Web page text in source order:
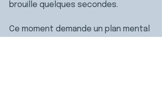
brouille quelques secondes.
Ce moment demande un plan mental